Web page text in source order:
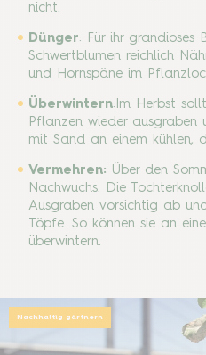
nicht.
Dünger: Für ihr grandioses
Schwertblumen reichlich
und Hornspäne im
Überwintern: Im Herbst
Pflanzen wieder ausgraben
mit Sand an einem kühlen,
Vermehren: Über den
Nachwuchs. Die
Ausgraben vorsichtig ab
Töpfe. So können sie an
überwintern.
Nachhaltig gärtnern